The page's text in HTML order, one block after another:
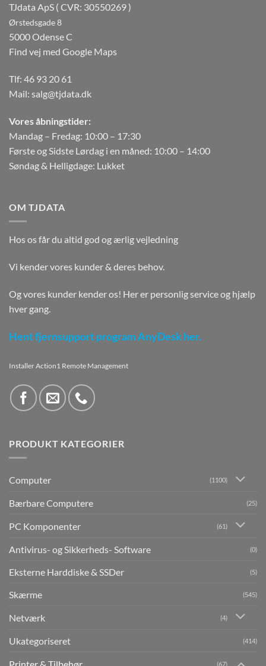
TJdata ApS ( CVR: 30550269 )
Ørstedsgade 8
5000 Odense C
Find vej med Google Maps
Tlf: 46 93 20 61
Mail: salg@tjdata.dk
Vores åbningstider:
Mandag – Fredag: 10:00 – 17:30
Første og Sidste Lørdag i en måned: 10:00 – 14:00
Søndag & Helligdage: Lukket
OM TJDATA
Hos os får du altid god og ærlig vejledning
Vi kender vores kunder & deres behov.
Og vores kunder kender os! Her er personlig service og hjælp
hver gang.
Hent fjernsupport program AnyDesk her.
Installer Action1 Remote Management
PRODUKT KATEGORIER
Computer (1100)
Bærbare Computere (25)
PC Komponenter (61)
Antivirus- og Sikkerheds- Software (0)
Eksterne Harddiske & SSDer (5)
Skærme (545)
Netværk (4)
Ukategoriseret (414)
Printer & Tilbehør (67)